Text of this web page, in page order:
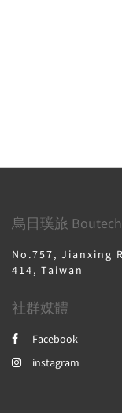
烏日璞旅
No.757, Jianxing
414, Taiwan
社群媒體
Facebook
instagram